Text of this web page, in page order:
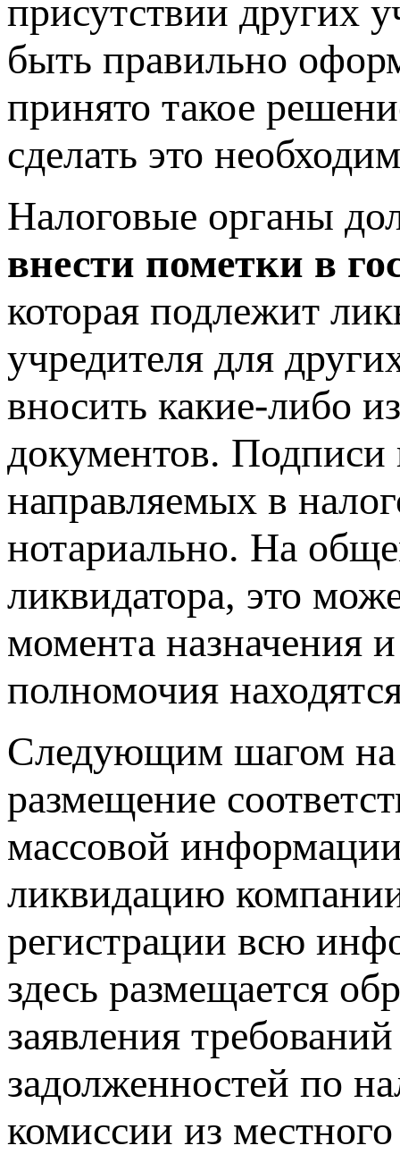
присутствии других
быть правильно
принято такое
сделать это
Налоговые органы
внести пометки в
которая подлежит
учредителя для
вносить какие-либо
документов. Подписи
направляемых в
нотариально. На
ликвидатора, это
момента назначения
полномочия
Следующим шагом на
размещение
массовой
ликвидацию
регистрации всю
здесь размещается
заявления
задолженностей по
комиссии из